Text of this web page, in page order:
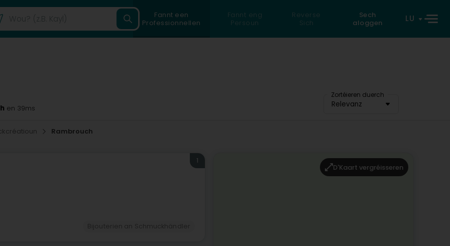
Fannt een
Professionnellen
Fannt eng
Persoun
Reverse
Sich
Sech
aloggen
LU
Zortéieren duerch
Relevanz
en 39ms
Rambrouch
1
D'Kaart vergréisseren